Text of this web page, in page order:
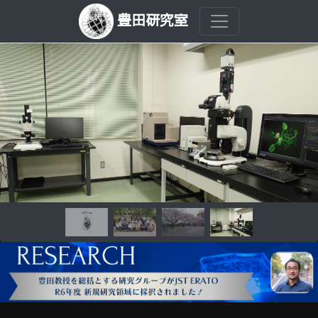
豊田研究室